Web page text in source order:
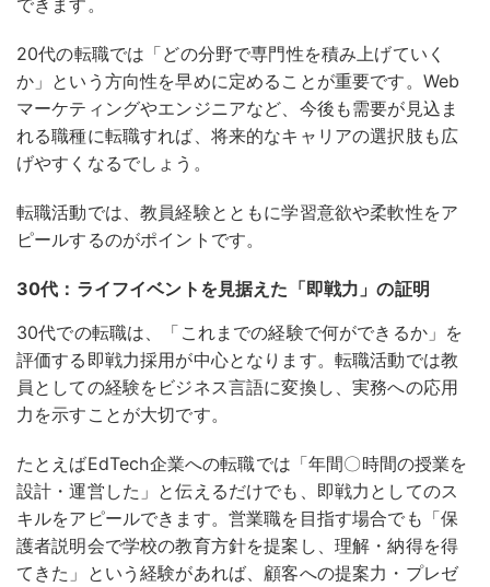
20代の転職では「どの分野で専門性を積み上げていく
か」という方向性を早めに定めることが重要です 。Web
マーケティングやエンジニアなど、今後も需要が見込ま
れる職種に転職すれば、将来的なキャリアの選択肢も広
げやすくなるでしょう。
転職活動では、教員経験とともに学習意欲や柔軟性をア
ピールするのがポイントです。
30代：ライフイベントを見据えた「即戦力」の証明
30代での転職は、「これまでの経験で何ができるか」を
評価する即戦力採用が中心となります。 転職活動では教
員としての経験をビジネス言語に変換し、実務への応用
力を示すことが大切です。
たとえばEdTech企業への転職では「年間〇時間の授業を
設計・運営した」と伝えるだけでも、即戦力としてのス
キルをアピールできます。営業職を目指す場合でも「保
護者説明会で学校の教育方針を提案し、理解・納得を得
てきた」という経験があれば、顧客への提案力・プレゼ